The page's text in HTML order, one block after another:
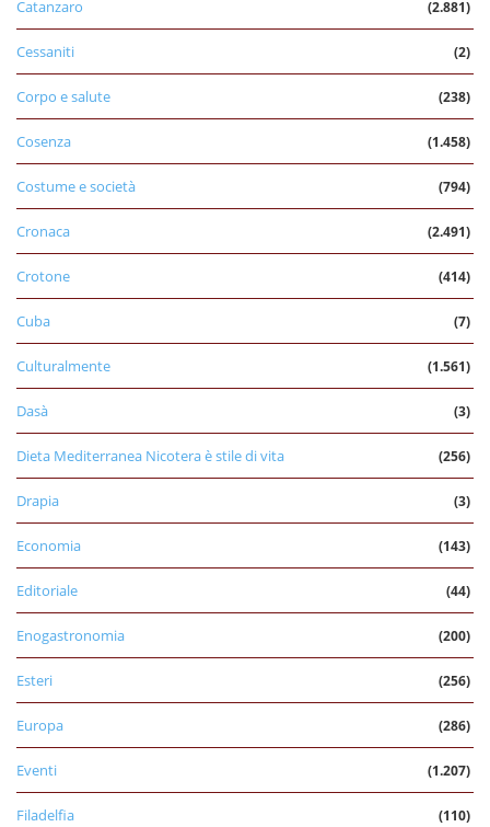
Catanzaro (2.881)
Cessaniti (2)
Corpo e salute (238)
Cosenza (1.458)
Costume e società (794)
Cronaca (2.491)
Crotone (414)
Cuba (7)
Culturalmente (1.561)
Dasà (3)
Dieta Mediterranea Nicotera è stile di vita (256)
Drapia (3)
Economia (143)
Editoriale (44)
Enogastronomia (200)
Esteri (256)
Europa (286)
Eventi (1.207)
Filadelfia (110)